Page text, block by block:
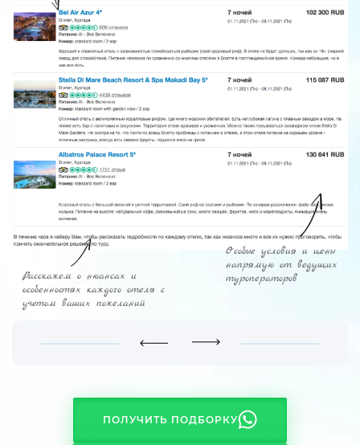
Особые условия и цены
напрямую от ведущих
туроператоров
Расскажем о нюансах и
особенностях каждого отеля с
учетом ваших пожеланий
ПОЛУЧИТЬ ПОДБОРКУ